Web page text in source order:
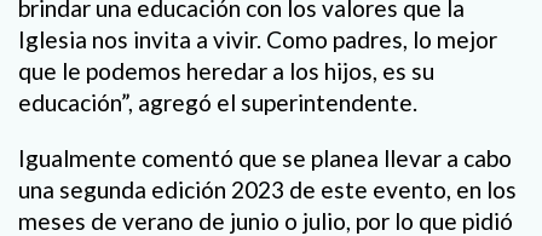
brindar una educación con los valores que la
Iglesia nos invita a vivir. Como padres, lo mejor
que le podemos heredar a los hijos, es su
educación”, agregó el superintendente.
Igualmente comentó que se planea llevar a cabo
una segunda edición 2023 de este evento, en los
meses de verano de junio o julio, por lo que pidió